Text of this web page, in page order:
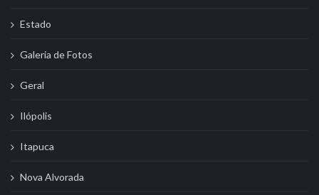
Estado
Galeria de Fotos
Geral
Ilópolis
Itapuca
Nova Alvorada